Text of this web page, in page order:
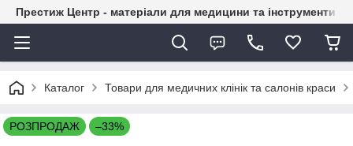
Престиж Центр - матеріали для медицини та інструменти
Каталог Товари для медичних клінік та салонів краси
РОЗПРОДАЖ –33%